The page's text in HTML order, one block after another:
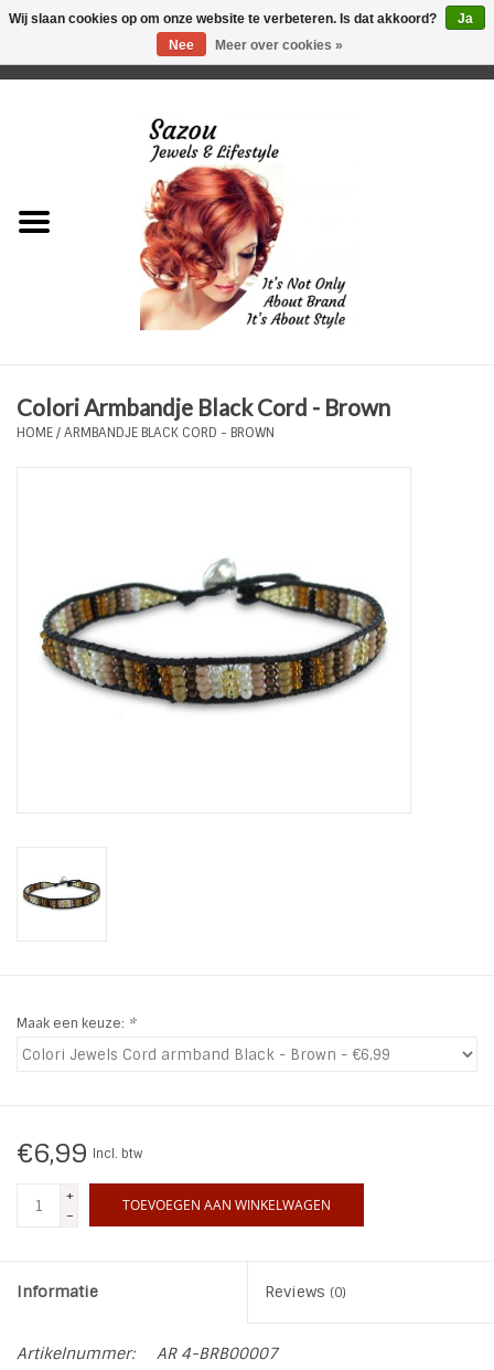
Just for Him
Plus Size Sieraden
Haaraccesoires
Zonnebrillen
Ohlala Jewels
INSPIRATIE
Blog
Colori Armbandje Black Cord - Brown
HOME/ARMBANDJE BLACK CORD - BROWN
Maak een keuze: *
€6,99 Incl. btw
+
-
TOEVOEGEN AAN WINKELWAGEN
Informatie Reviews (0)
Artikelnummer:
AR 4-BRB00007
Wij slaan cookies op om onze website te verbeteren. Is dat akkoord?
Ja
Nee
Meer over cookies »